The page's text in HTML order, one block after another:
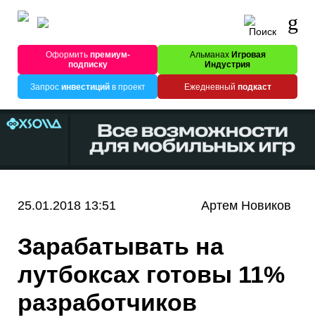
Оформитьпремиум-
подписку
Альманах Игровая
Индустрия
Запрос инвестицийв проект Ежедневный подкаст
25.01.2018 13:51 Артем Новиков
Зарабатывать на
лутбоксах готовы 11%
разработчиков